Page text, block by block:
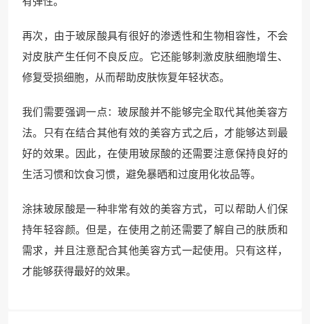
再次，由于玻尿酸具有很好的渗透性和生物相容性，不会
对皮肤产生任何不良反应。它还能够刺激皮肤细胞增生、
修复受损细胞，从而帮助皮肤恢复年轻状态。
我们需要强调一点：玻尿酸并不能够完全取代其他美容方
法。只有在结合其他有效的美容方式之后，才能够达到最
好的效果。因此，在使用玻尿酸的还需要注意保持良好的
生活习惯和饮食习惯，避免暴晒和过度用化妆品等。
涂抹玻尿酸是一种非常有效的美容方式，可以帮助人们保
持年轻容颜。但是，在使用之前还需要了解自己的肤质和
需求，并且注意配合其他美容方式一起使用。只有这样，
才能够获得最好的效果。